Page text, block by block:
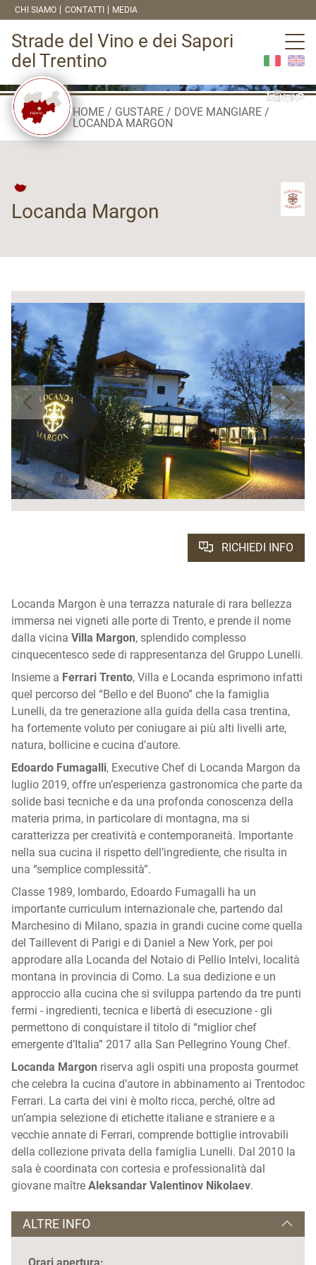
CHI SIAMO CONTATTI MEDIA
Strade del Vino e dei Sapori
del Trentino
HOME GUSTARE
DOVE MANGIARE
LOCANDA MARGON
Locanda Margon
RICHIEDI INFO
Locanda Margon è una terrazza naturale di rara bellezza
immersa nei vigneti alle porte di Trento, e prende il nome
dalla vicina Villa Margon, splendido complesso
cinquecentesco sede di rappresentanza del Gruppo Lunelli.
Insieme a Ferrari Trento, Villa e Locanda esprimono infatti
quel percorso del “Bello e del Buono” che la famiglia
Lunelli, da tre generazione alla guida della casa trentina,
ha fortemente voluto per coniugare ai più alti livelli arte,
natura, bollicine e cucina d’autore.
Edoardo Fumagalli, Executive Chef di Locanda Margon da
luglio 2019, offre un’esperienza gastronomica che parte da
solide basi tecniche e da una profonda conoscenza della
materia prima, in particolare di montagna, ma si
caratterizza per creatività e contemporaneità. Importante
nella sua cucina il rispetto dell’ingrediente, che risulta in
una “semplice complessità”.
Classe 1989, lombardo, Edoardo Fumagalli ha un
importante curriculum internazionale che, partendo dal
Marchesino di Milano, spazia in grandi cucine come quella
del Taillevent di Parigi e di Daniel a New York, per poi
approdare alla Locanda del Notaio di Pellio Intelvi, località
montana in provincia di Como. La sua dedizione e un
approccio alla cucina che si sviluppa partendo da tre punti
fermi - ingredienti, tecnica e libertà di esecuzione - gli
permettono di conquistare il titolo di “miglior chef
emergente d’Italia” 2017 alla San Pellegrino Young Chef.
Locanda Margon riserva agli ospiti una proposta gourmet
che celebra la cucina d’autore in abbinamento ai Trentodoc
Ferrari. La carta dei vini è molto ricca, perché, oltre ad
un’ampia selezione di etichette italiane e straniere e a
vecchie annate di Ferrari, comprende bottiglie introvabili
della collezione privata della famiglia Lunelli. Dal 2010 la
sala è coordinata con cortesia e professionalità dal
giovane maître Aleksandar Valentinov Nikolaev.
ALTRE INFO